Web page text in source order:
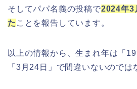
そしてパパ名義の投稿で2024年3
た ことを報告しています。
以上の情報から、生まれ年は「
「3月24日」で間違いないのでは